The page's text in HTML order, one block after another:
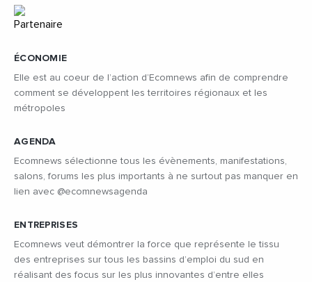
ÉCONOMIE
Elle est au coeur de l’action d’Ecomnews afin de comprendre
comment se développent les territoires régionaux et les
métropoles
AGENDA
Ecomnews sélectionne tous les évènements, manifestations,
salons, forums les plus importants à ne surtout pas manquer en
lien avec @ecomnewsagenda
ENTREPRISES
Ecomnews veut démontrer la force que représente le tissu
des entreprises sur tous les bassins d’emploi du sud en
réalisant des focus sur les plus innovantes d’entre elles